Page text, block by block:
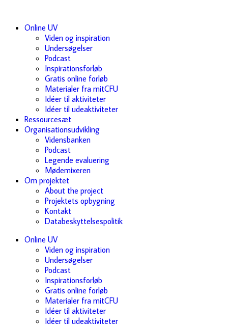
Online UV
Viden og inspiration
Undersøgelser
Podcast
Inspirationsforløb
Gratis online forløb
Materialer fra mitCFU
Idéer til aktiviteter
Idéer til udeaktiviteter
Ressourcesæt
Organisationsudvikling
Vidensbanken
Podcast
Legende evaluering
Mødemixeren
Om projektet
About the project
Projektets opbygning
Kontakt
Databeskyttelsespolitik
Online UV
Viden og inspiration
Undersøgelser
Podcast
Inspirationsforløb
Gratis online forløb
Materialer fra mitCFU
Idéer til aktiviteter
Idéer til udeaktiviteter